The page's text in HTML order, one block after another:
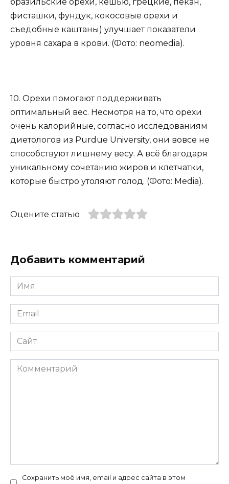
фисташки, фундук, кокосовые орехи и
съедобные каштаны) улучшает показатели
уровня сахара в крови. (Фото: neomedia).
10. Орехи помогают поддерживать
оптимальный вес. Несмотря на то, что орехи
очень калорийные, согласно исследованиям
диетологов из Purdue University, они вовсе не
способствуют лишнему весу. А всё благодаря
уникальному сочетанию жиров и клетчатки,
которые быстро утоляют голод. (Фото: Media).
Оцените статью
Добавить комментарий
Имя
*
Email
*
Сайт
Комментарий
Сохранить моё имя, email и адрес сайта в этом